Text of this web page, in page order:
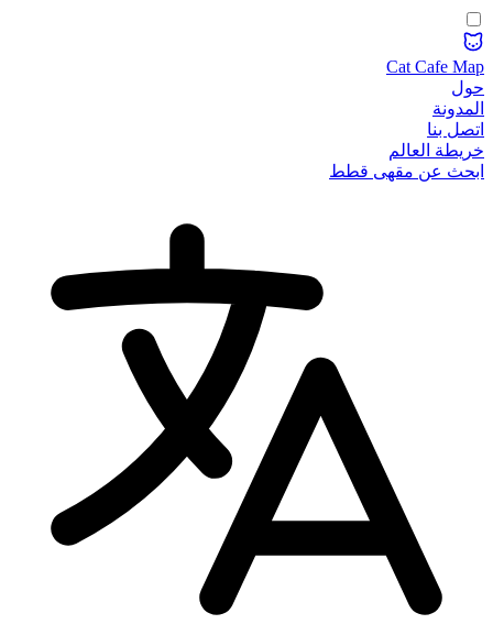
Cat Cafe Map
حول
المدونة
اتصل بنا
خريطة العالم
ابحث عن مقهى قطط